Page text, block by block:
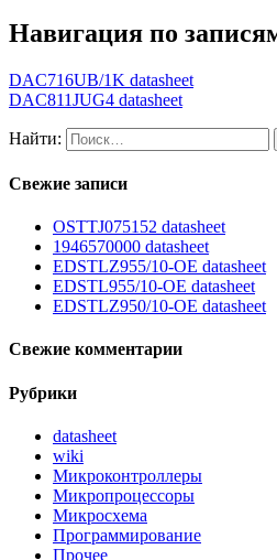
Навигация по
DAC716UB/1K datasheet
DAC811JUG4 datasheet
Найти:
Свежие записи
OSTTJ075152 datasheet
1946570000 datasheet
EDSTLZ955/10-OE datasheet
EDSTL955/10-OE datasheet
EDSTLZ950/10-OE datasheet
Свежие комментарии
Рубрики
datasheet
wiki
Микроконтроллеры
Микропроцессоры
Микросхема
Программирование
Прочее